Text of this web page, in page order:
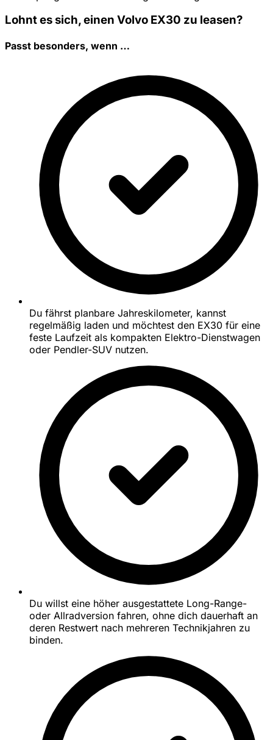
Lohnt es sich, einen Volvo EX30 zu leasen?
Passt besonders, wenn …
Du fährst planbare Jahreskilometer, kannst
regelmäßig laden und möchtest den EX30 für eine
feste Laufzeit als kompakten Elektro-Dienstwagen
oder Pendler-SUV nutzen.
Du willst eine höher ausgestattete Long-Range-
oder Allradversion fahren, ohne dich dauerhaft an
deren Restwert nach mehreren Technikjahren zu
binden.